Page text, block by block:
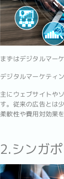
まずはデジタルマー
デジタルマーケティ
主にウェブサイトや
す。従来の広告とは
柔軟性や費用対効果
2.シンガ